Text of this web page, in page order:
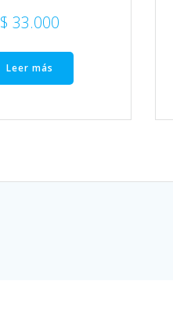
$ 33.000
Leer más